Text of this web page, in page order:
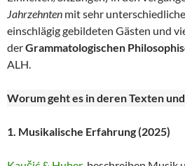
Jahrzehnten mit sehr
einschlägig gebildeten Gästen und
derGrammatologischen
ALH.
Worum geht es in deren Texten
1. Musikalische Erfahrung (2025)